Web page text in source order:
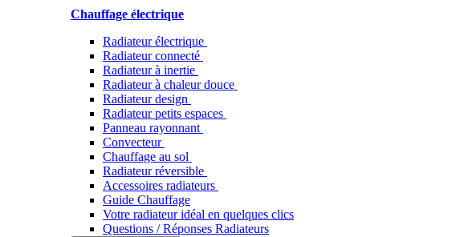
Chauffage électrique
Radiateur électrique
Radiateur connecté
Radiateur à inertie
Radiateur à chaleur douce
Radiateur design
Radiateur petits espaces
Panneau rayonnant
Convecteur
Chauffage au sol
Radiateur réversible
Accessoires radiateurs
Guide Chauffage
Votre radiateur idéal en quelques clics
Questions / Réponses Radiateurs